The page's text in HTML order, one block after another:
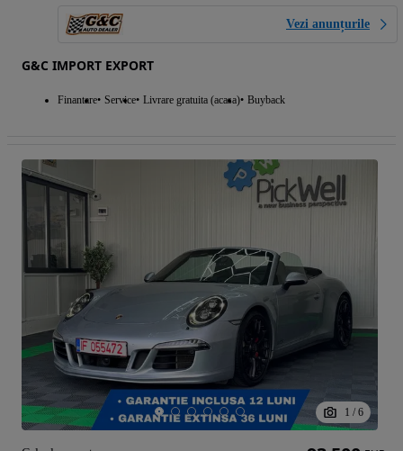
Vezi anunțurile
G&C IMPORT EXPORT
Finantare Service Livrare gratuita (acasa) Buyback
1 / 6